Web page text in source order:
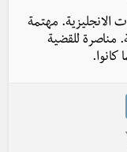
الانجليزية. مهتمة
مناصرة للقضية
كانوا.